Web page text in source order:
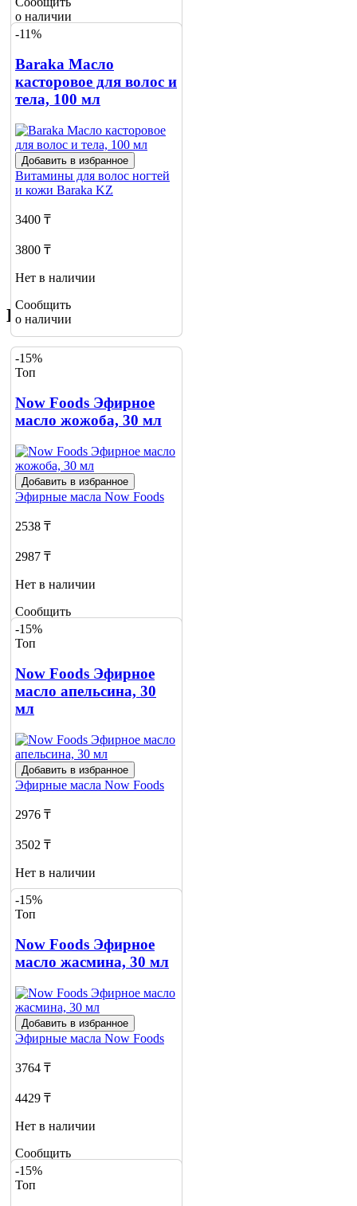
о наличии
-11%
Baraka Масло
касторовое для волос и
тела, 100 мл
Добавить в избранное
Витамины для волос ногтей
и кожи Baraka KZ
3400 ₸
3800 ₸
Нет в наличии
Сообщить
о наличии
Похожие товары
-15%
Топ
Now Foods Эфирное
масло жожоба, 30 мл
Добавить в избранное
Эфирные масла Now Foods
2538 ₸
2987 ₸
Нет в наличии
Сообщить
о наличии
-15%
Топ
Now Foods Эфирное
масло апельсина, 30
мл
Добавить в избранное
Эфирные масла Now Foods
2976 ₸
3502 ₸
Нет в наличии
Сообщить
о наличии
-15%
Топ
Now Foods Эфирное
масло жасмина, 30 мл
Добавить в избранное
Эфирные масла Now Foods
3764 ₸
4429 ₸
Нет в наличии
Сообщить
о наличии
1
-15%
Топ